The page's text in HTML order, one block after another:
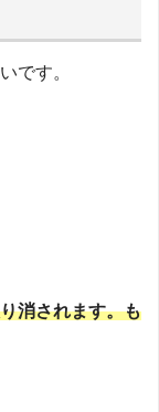
です。
消されます。も